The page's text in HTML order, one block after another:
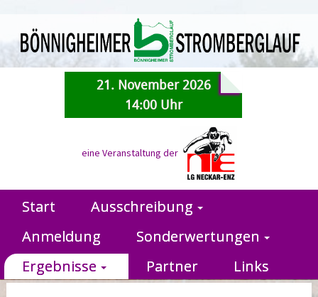
21. November 2026
14:00 Uhr
eine Veranstaltung der
Start
Ausschreibung
Anmeldung
Sonderwertungen
Ergebnisse
Partner Links